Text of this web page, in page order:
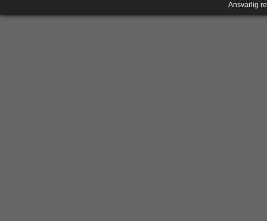
Ansvarlig